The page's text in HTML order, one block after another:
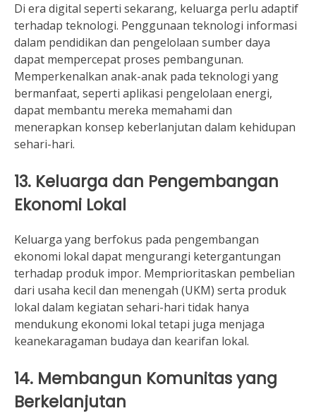
Di era digital seperti sekarang, keluarga perlu adaptif
terhadap teknologi. Penggunaan teknologi informasi
dalam pendidikan dan pengelolaan sumber daya
dapat mempercepat proses pembangunan.
Memperkenalkan anak-anak pada teknologi yang
bermanfaat, seperti aplikasi pengelolaan energi,
dapat membantu mereka memahami dan
menerapkan konsep keberlanjutan dalam kehidupan
sehari-hari.
13. Keluarga dan Pengembangan
Ekonomi Lokal
Keluarga yang berfokus pada pengembangan
ekonomi lokal dapat mengurangi ketergantungan
terhadap produk impor. Memprioritaskan pembelian
dari usaha kecil dan menengah (UKM) serta produk
lokal dalam kegiatan sehari-hari tidak hanya
mendukung ekonomi lokal tetapi juga menjaga
keanekaragaman budaya dan kearifan lokal.
14. Membangun Komunitas yang
Berkelanjutan